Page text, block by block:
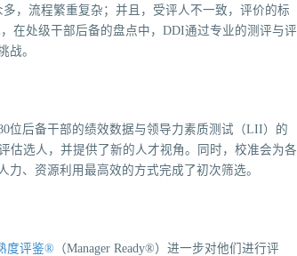
，流程繁重复杂；并且，受评人不一致，评价的标
在处级干部后备的盘点中，DDI通过专业的测评与评
战。
位后备干部的绩效数据与领导力素质测试（LII）的
估选人，并提供了新的人才视角。同时，校准会为各
、资源利用最高效的方式完成了初次筛选。
度评鉴® （Manager Ready®）进一步对他们进行评